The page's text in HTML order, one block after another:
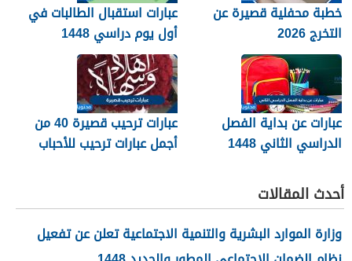
خطبة محفلية قصيرة عن
التخرج 2026
عبارات استقبال الطالبات في
أول يوم دراسي 1448
عبارات عن بداية الفصل
الدراسي الثاني 1448
عبارات ترحيب قصيرة 40 من
أجمل عبارات ترحيب للأحباب
أحدث المقالات
وزارة الموارد البشرية والتنمية الاجتماعية تعلن عن تفعيل